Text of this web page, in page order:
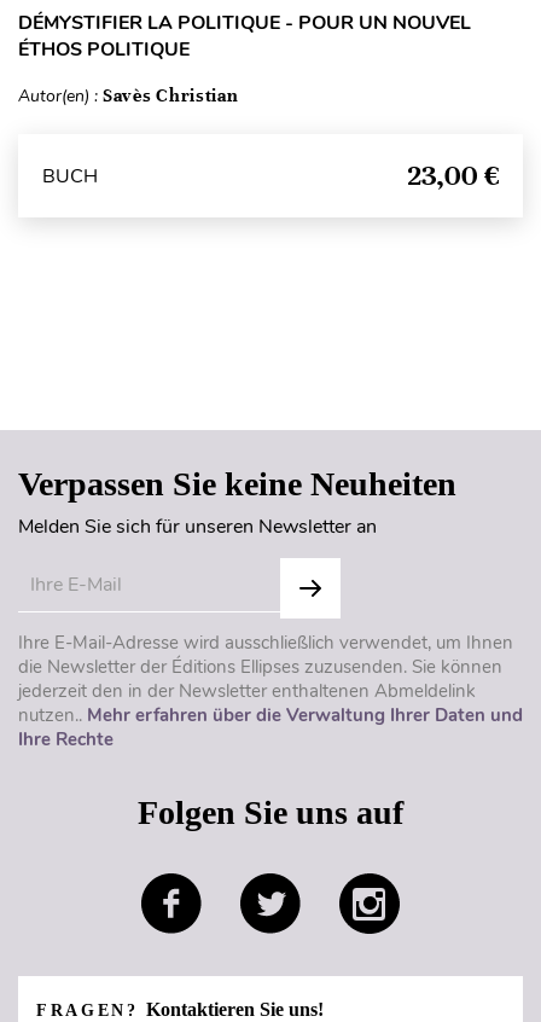
DÉMYSTIFIER LA POLITIQUE - POUR UN NOUVEL
ÉTHOS POLITIQUE
Autor(en) : Savès Christian
BUCH 23,00 €
Verpassen Sie keine Neuheiten
Melden Sie sich für unseren Newsletter an
Ihre E-Mail-Adresse wird ausschließlich verwendet, um Ihnen
die Newsletter der Éditions Ellipses zuzusenden. Sie können
jederzeit den in der Newsletter enthaltenen Abmeldelink
nutzen.. Mehr erfahren über die Verwaltung Ihrer Daten und
Ihre Rechte
Folgen Sie uns auf
FRAGEN?Kontaktieren Sie uns!